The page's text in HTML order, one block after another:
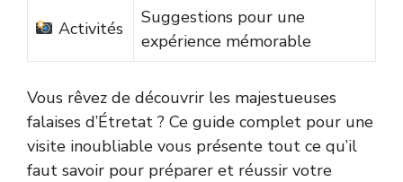
Activités
Suggestions pour une
expérience mémorable
Vous rêvez de découvrir les majestueuses
falaises d’Étretat ? Ce guide complet pour une
visite inoubliable vous présente tout ce qu’il
faut savoir pour préparer et réussir votre